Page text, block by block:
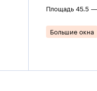
Площадь 45.5
Большие окна